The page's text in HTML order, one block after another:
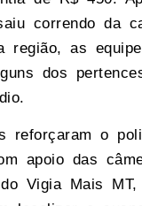
correndo da
região, as
dos
reforçaram o
apoio das
Vigia Mais